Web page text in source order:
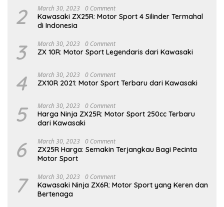
2 March 30, 2023 0 Comment
Kawasaki ZX25R: Motor Sport 4 Silinder Termahal
di Indonesia
3 March 30, 2023 0 Comment
ZX 10R: Motor Sport Legendaris dari Kawasaki
4 March 30, 2023 0 Comment
ZX10R 2021: Motor Sport Terbaru dari Kawasaki
5 March 30, 2023 0 Comment
Harga Ninja ZX25R: Motor Sport 250cc Terbaru
dari Kawasaki
6 March 30, 2023 0 Comment
ZX25R Harga: Semakin Terjangkau Bagi Pecinta
Motor Sport
7 March 30, 2023 0 Comment
Kawasaki Ninja ZX6R: Motor Sport yang Keren dan
Bertenaga